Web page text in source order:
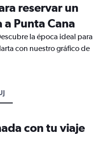
reservar un
Punta Cana
la época ideal para
con nuestro gráfico de
con tu viaje